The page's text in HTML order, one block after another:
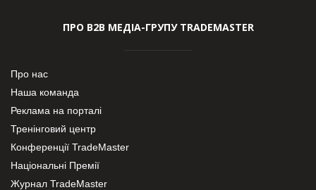
ПРО В2В МЕДІА-ГРУПУ TRADEMASTER
Про нас
Наша команда
Реклама на порталі
Тренінговий центр
Конференції TradeMaster
Національні Премії
Журнал TradeMaster